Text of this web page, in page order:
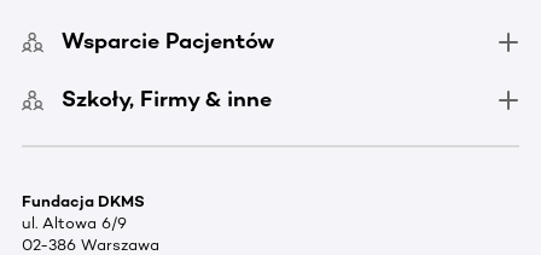
Wsparcie Pacjentów
Szkoły, Firmy & inne
Fundacja DKMS
ul. Altowa 6/9
02-386 Warszawa